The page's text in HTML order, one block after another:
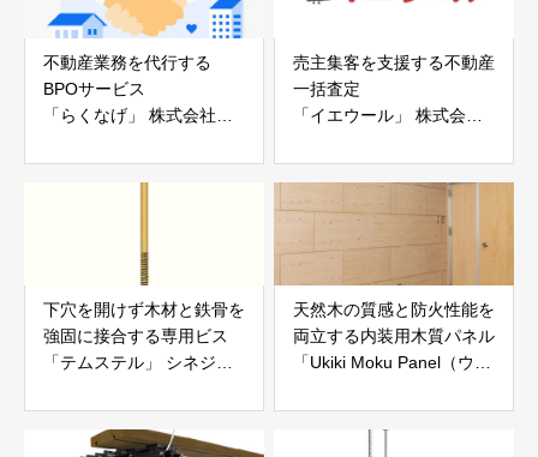
不動産業務を代行する
BPOサービス
「らくなげ」 株式会社い
売主集客を支援する不動産
一括査定
「イエウール」 株式会社
下穴を開けず木材と鉄骨を
強固に接合する専用ビス
「テムステル」 シネジッ
天然木の質感と防火性能を
両立する内装用木質パネル
「Ukiki Moku Panel（ウキ
社サンパテック